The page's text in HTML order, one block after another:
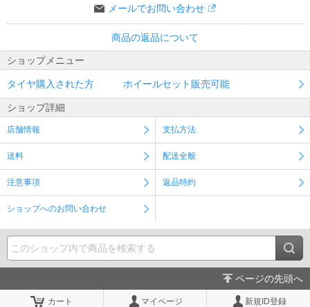
メールでお問い合わせ
商品の返品について
ショップメニュー
タイヤ購入された方 ホイールセット販売可能
ショップ詳細
店舗情報 支払方法
送料 配送全般
注意事項 返品特約
ショップへのお問い合わせ
ページの先頭へ
カート マイページ 新規ID登録